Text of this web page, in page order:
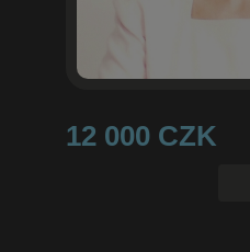
12 000 CZK